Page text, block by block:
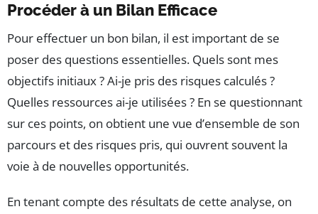
Procéder à un Bilan Efficace
Pour effectuer un bon bilan, il est important de se
poser des questions essentielles. Quels sont mes
objectifs initiaux ? Ai-je pris des risques calculés ?
Quelles ressources ai-je utilisées ? En se questionnant
sur ces points, on obtient une vue d’ensemble de son
parcours et des risques pris, qui ouvrent souvent la
voie à de nouvelles opportunités.
En tenant compte des résultats de cette analyse, on